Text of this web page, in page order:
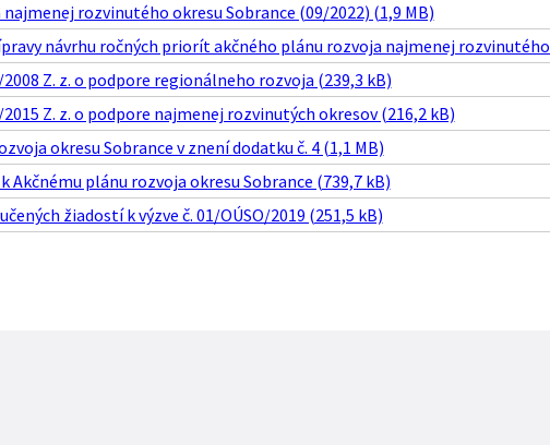
rozvinutého okresu Sobrance (09/2022) (1,9 MB)
návrhu ročných priorít akčného plánu rozvoja najmenej rozvinutého
2008 Z. z. o podpore regionálneho rozvoja (239,3 kB)
2015 Z. z. o podpore najmenej rozvinutých okresov (216,2 kB)
okresu Sobrance v znení dodatku č. 4 (1,1 MB)
Akčnému plánu rozvoja okresu Sobrance (739,7 kB)
žiadostí k výzve č. 01/OÚSO/2019 (251,5 kB)